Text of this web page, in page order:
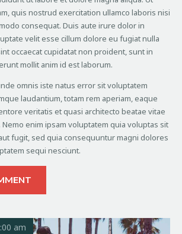
quis nostrud exercitation ullamco laboris nisi
consequat. Duis aute irure dolor in
velit esse cillum dolore eu fugiat nulla
occaecat cupidatat non proident, sunt in
mollit anim id est laborum.
omnis iste natus error sit voluptatem
laudantium, totam rem aperiam, eaque
veritatis et quasi architecto beatae vitae
enim ipsam voluptatem quia voluptas sit
fugit, sed quia consequuntur magni dolores
sequi nesciunt.
am